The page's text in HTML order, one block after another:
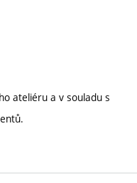
ateliéru a v souladu s